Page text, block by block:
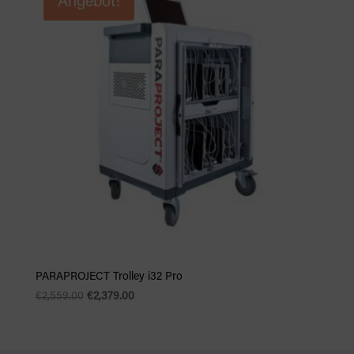
PARAPROJECT Trolley i32 Pro
€2,559.00 Ursprünglicher
€2,379.00Aktueller